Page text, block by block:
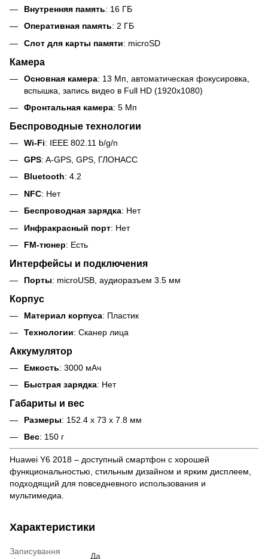
Внутренняя память: 16 ГБ
Оперативная память: 2 ГБ
Слот для карты памяти: microSD
Камера
Основная камера: 13 Мп, автоматическая фокусировка,
вспышка, запись видео в Full HD (1920x1080)
Фронтальная камера: 5 Мп
Беспроводные технологии
Wi-Fi: IEEE 802.11 b/g/n
GPS: A-GPS, GPS, ГЛОНАСС
Bluetooth: 4.2
NFC: Нет
Беспроводная зарядка: Нет
Инфракрасный порт: Нет
FM-тюнер: Есть
Интерфейсы и подключения
Порты: microUSB, аудиоразъем 3.5 мм
Корпус
Материал корпуса: Пластик
Технологии: Сканер лица
Аккумулятор
Емкость: 3000 мАч
Быстрая зарядка: Нет
Габариты и вес
Размеры: 152.4 x 73 x 7.8 мм
Вес: 150 г
Huawei Y6 2018 – доступный смартфон с хорошей
функциональностью, стильным дизайном и ярким дисплеем,
подходящий для повседневного использования и
мультимедиа.
Характеристики
Записування
Да